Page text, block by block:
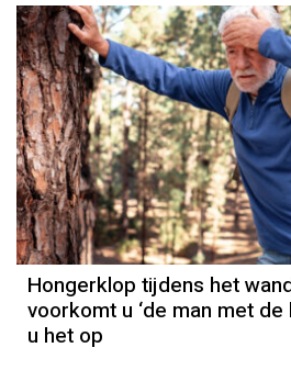
Hongerklop tijdens het
voorkomt u ‘de man met de
u het op